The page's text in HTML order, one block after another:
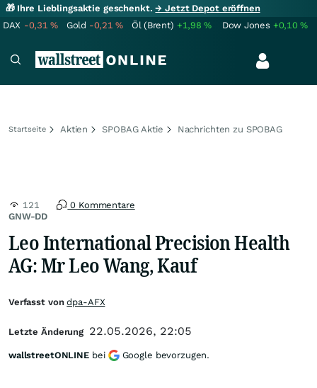
🎁 Ihre Lieblingsaktie geschenkt.→ Jetzt Depot eröffnen
DAX -0,31% Gold -0,21% Öl (Brent) +1,98% Dow Jones +0,10%
Startseite Aktien SPOBAG Aktie Nachrichten zu SPOBAG
GNW-DD
121 0 Kommentare
Leo International Precision Health
AG: Mr Leo Wang, Kauf
Verfasst vondpa-AFX
Letzte Änderung 22.05.2026, 22:05
wallstreetONLINE bei Google bevorzugen.